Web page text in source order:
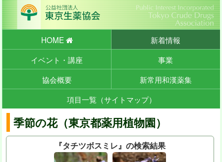
HOME
新着情報
イベント・講座
事業
協会概要
新常用和漢薬集
項目一覧（サイトマップ）
季節の花（東京都薬用植物園）
『タチツボスミレ』の検索結果